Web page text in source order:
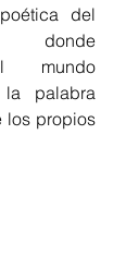
del
donde
mundo
palabra
los propios